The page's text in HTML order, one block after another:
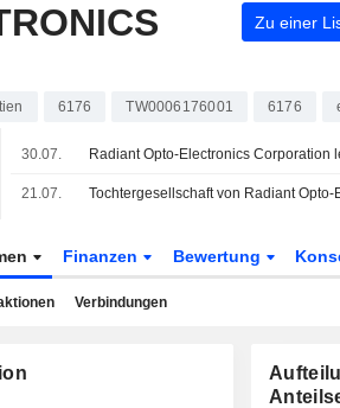
Zu einer
6176 TW0006176001 6176
30.07.
21.07.
Finanzen Bewertung
Verbindungen